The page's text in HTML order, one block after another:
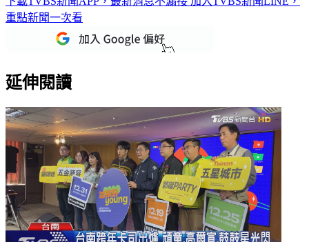
重點新聞一次看
延伸閱讀